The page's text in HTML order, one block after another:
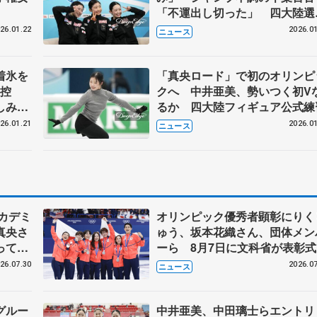
「不運出し切った」 四大陸選
権、22日開幕
ニュース
氷を
み」
「真央ロード」で初のオリンピ
クへ 中井亜美、勢いつく初V
るか 四大陸フィギュア公式練
ニュース
デミ
央さ
てい
オリンピック優秀者顕彰にりく
ゅう、坂本花織さん、団体メ
ーら 8月7日に文科省が表彰
ブルーノ・マルコット、中野
らコーチも
ニュース
ルー
中井亜美、中田璃士らエントリ